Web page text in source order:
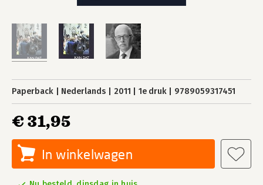
Paperback Nederlands 2011 1e druk 9789059317451
€ 31,95
In winkelwagen